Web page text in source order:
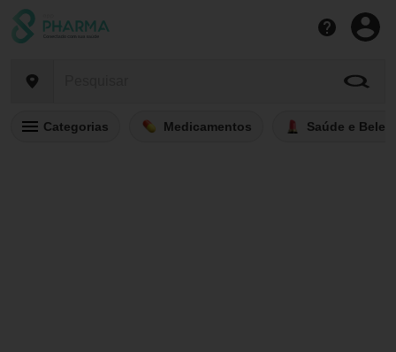
Categorias Medicamentos Saúde e